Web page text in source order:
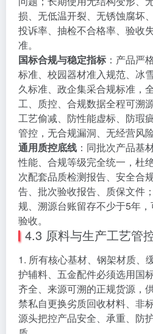
损、无低温开裂、无锈蚀腐坏
投诉率、抽检不合格率、验收
准。
国标合规与稳定指标 ：产品严
标准、校园器材准入规范、冰
久标准、政企集采合规标准，
工、质控、合规数据全程可溯
工艺偷减、防性能虚标、防瑕
管控，无合规漏洞、无经营风险
通用质控底线 ：同批次产品基
性能、合规等级完全统一，杜
次配套品质检测报告、安全合
告、批次验收报告、质保文件
规、溯源台账留存不少于5年
验收。
4.3 原料与生产工艺管
1. 所有核心基材、钢架材质、
护辅料、五金配件必须选用国
齐全、来源可溯的正规货源，
禁私自更换劣质回收材料、非
源头把控产品安全、承重、防